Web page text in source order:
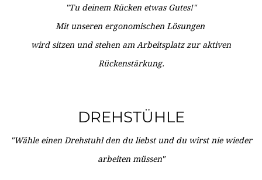
"Tu deinem Rücken etwas Gutes!"
Mit unseren ergonomischen Lösungen
wird sitzen und stehen am Arbeitsplatz zur aktiven
Rückenstärkung.
DREHSTÜHLE
"Wähle einen Drehstuhl den du liebst und du wirst nie wieder
arbeiten müssen"